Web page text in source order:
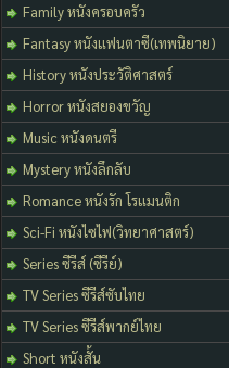
Family หนังครอบครัว
Fantasy หนังแฟนตาซี(เทพนิยาย)
History หนังประวัติศาสตร์
Horror หนังสยองขวัญ
Music หนังดนตรี
Mystery หนังลึกลับ
Romance หนังรัก โรแมนติก
Sci-Fi หนังไซไฟ(วิทยาศาสตร์)
Series ซีรีส์ (ซีรีย์)
TV Series ซีรีส์ซับไทย
TV Series ซีรีส์พากย์ไทย
Short หนังสั้น